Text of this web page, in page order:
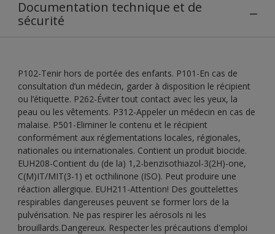
Documentation technique et de
sécurité
P102-Tenir hors de portée des enfants. P101-En cas de
consultation d’un médecin, garder à disposition le récipient
ou l’étiquette. P262-Éviter tout contact avec les yeux, la
peau ou les vêtements. P312-Appeler un médecin en cas de
malaise. P501-Eliminer le contenu et le récipient
conformément aux réglementations locales, régionales,
nationales ou internationales. Contient un produit biocide.
EUH208-Contient du (de la) 1,2-benzisothiazol-3(2H)-one,
C(M)IT/MIT(3-1) et octhilinone (ISO). Peut produire une
réaction allergique. EUH211-Attention! Des gouttelettes
respirables dangereuses peuvent se former lors de la
pulvérisation. Ne pas respirer les aérosols ni les
brouillards.Dangereux. Respecter les précautions d'emploi